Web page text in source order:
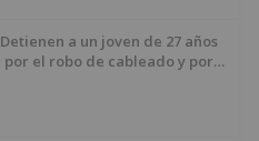
Detienen a un joven de 27 años
por el robo de cableado y por